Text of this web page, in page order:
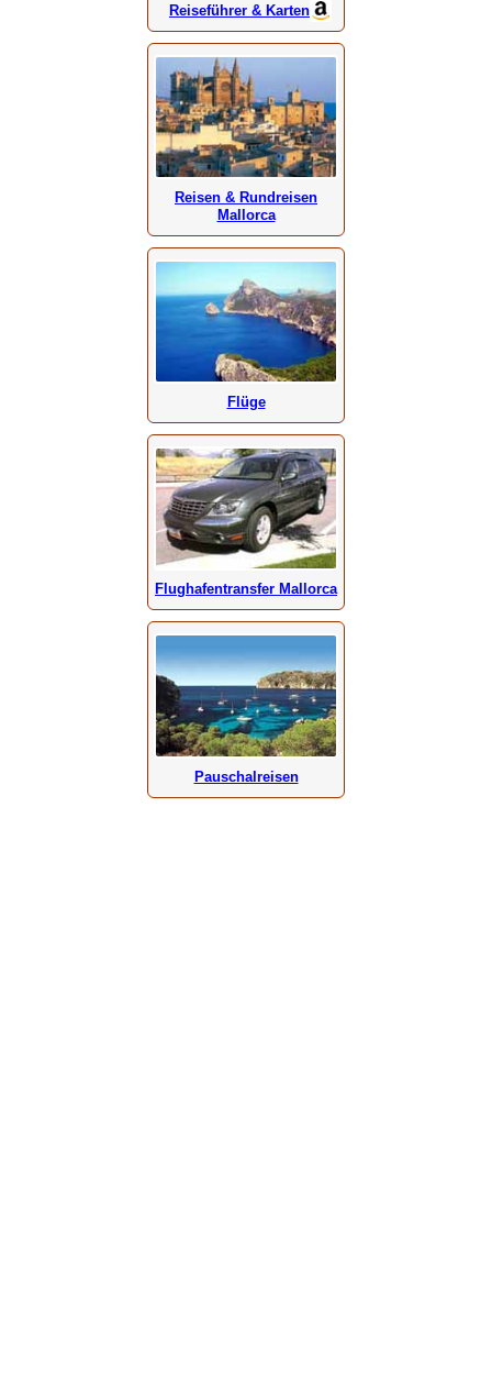
Reiseführer & Karten
Reisen & Rundreisen
Mallorca
Flüge
Flughafentransfer Mallorca
Pauschalreisen